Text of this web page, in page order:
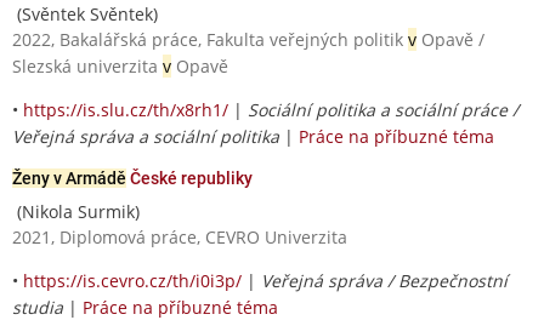
(Svěntek Svěntek)
2022, Bakalářská práce, Fakulta veřejných politik v Opavě /
Slezská univerzita v Opavě
• https://is.slu.cz/th/x8rh1/ | Sociální politika a sociální práce /
Veřejná správa a sociální politika | Práce na příbuzné téma
Ženy v Armádě České republiky
(Nikola Surmik)
2021, Diplomová práce, CEVRO Univerzita
• https://is.cevro.cz/th/i0i3p/ | Veřejná správa / Bezpečnostní
studia | Práce na příbuzné téma